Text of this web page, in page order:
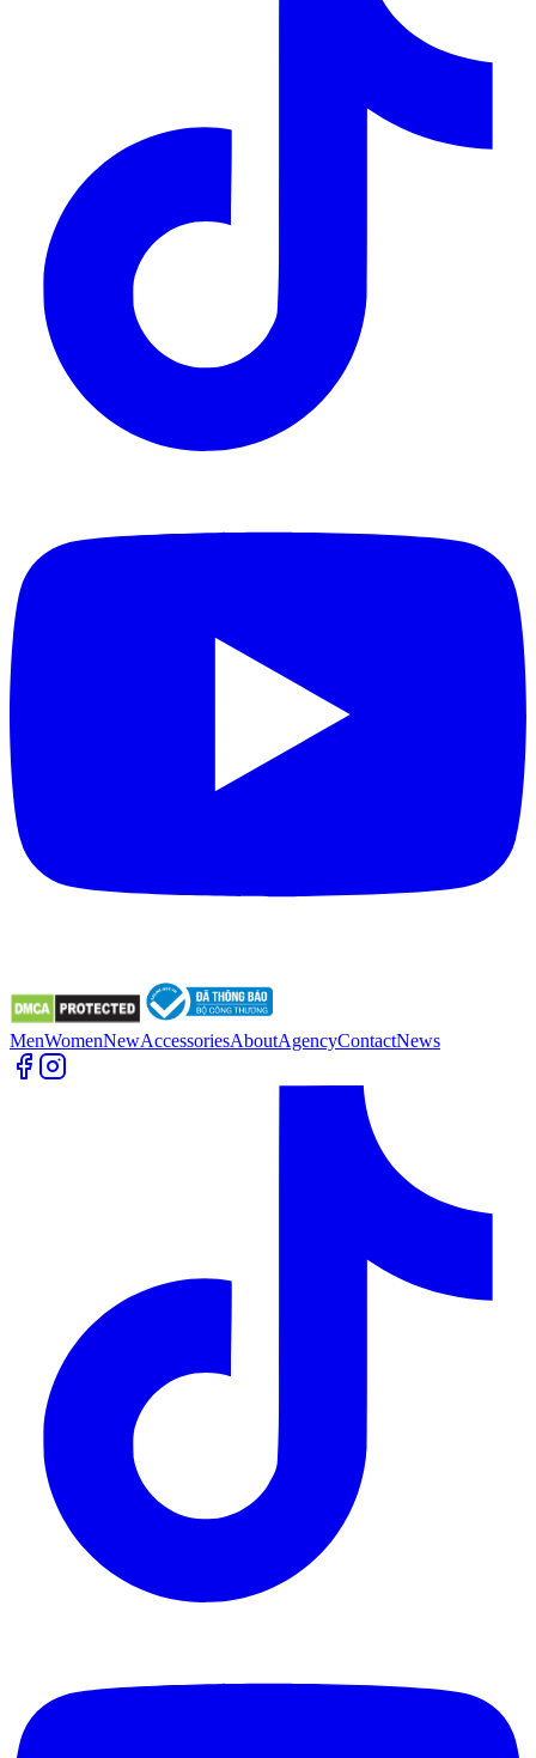
MenWomenNewAccessoriesAboutAgencyContactNews